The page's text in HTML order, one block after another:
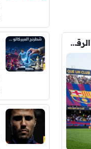
عرض برشلونة يقترب … والسيتي يحدد الرقم النهائي لبيع رودري